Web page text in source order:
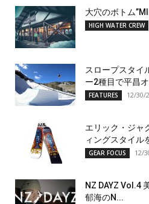
大穴のボトム
HIGH WATER CREW
スロープスタイ
ー2種目で平昌
FEATURES 12/30/
エリック・ジャ
ィングスタイル
GEAR FOCUS 12/
NZ DAYZ Vol.4
郁海のN...